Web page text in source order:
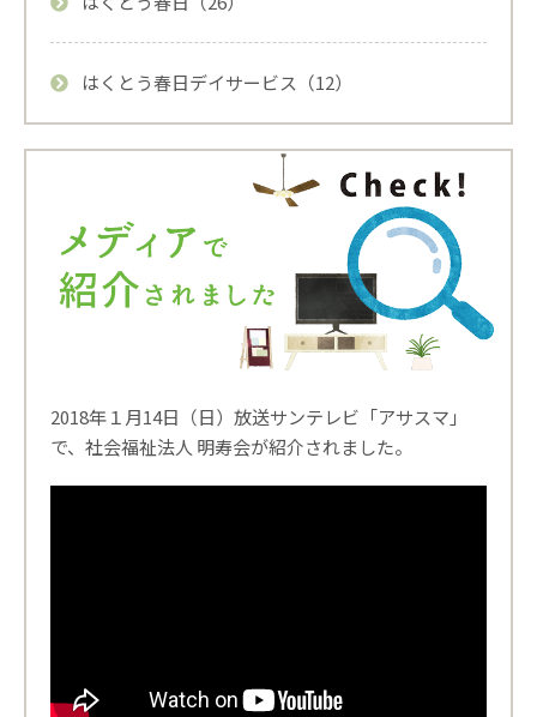
はくとう春日デイサービス（12）
2018年１月14日（日）放送サンテレビ「アサスマ」
で、社会福祉法人 明寿会が紹介されました。